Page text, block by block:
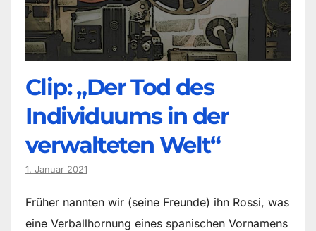
Clip: „Der Tod des
Individuums in der
verwalteten Welt“
1. Januar 2021
Früher nannten wir (seine Freunde) ihn Rossi, was
eine Verballhornung eines spanischen Vornamens